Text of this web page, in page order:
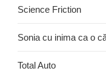
Science Friction
Sonia cu inima ca o
Total Auto